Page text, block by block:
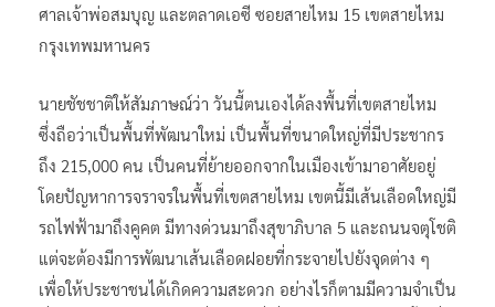
ศาลเจ้าพ่อสมบุญ และตลาดเอซี ซอยสายไหม 15 เขตสายไหม
กรุงเทพมหานคร
นายชัชชาติให้สัมภาษณ์ว่า วันนี้ตนเองได้ลงพื้นที่เขตสายไหม
ซึ่งถือว่าเป็นพื้นที่พัฒนาใหม่ เป็นพื้นที่ขนาดใหญ่ที่มีประชากร
ถึง 215,000 คน เป็นคนที่ย้ายออกจากในเมืองเข้ามาอาศัยอยู่
โดยปัญหาการจราจรในพื้นที่เขตสายไหม เขตนี้มีเส้นเลือดใหญ่มี
รถไฟฟ้ามาถึงคูคต มีทางด่วนมาถึงสุขาภิบาล 5 และถนนจตุโชติ
แต่จะต้องมีการพัฒนาเส้นเลือดฝอยที่กระจายไปยังจุดต่าง ๆ
เพื่อให้ประชาชนได้เกิดความสะดวก อย่างไรก็ตามมีความจำเป็น